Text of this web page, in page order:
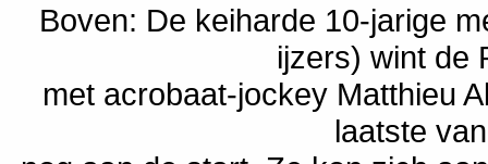
Boven: De keiharde 10-jarige
ijzers) wint de
met acrobaat-jockey Matthieu
laatste